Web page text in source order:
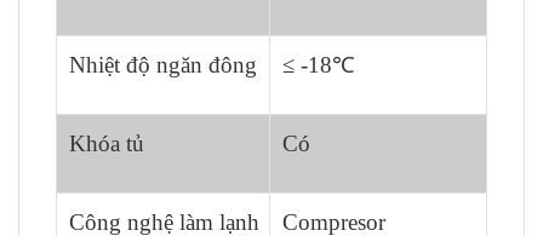
Nhiệt độ ngăn đông ≤ -18℃
Khóa tủ Có
Công nghệ làm lạnh Compresor